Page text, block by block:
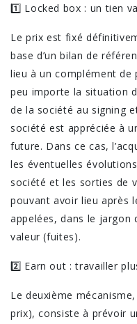
1️⃣ Locked box : un tien
Le prix est fixé
base d’un bilan de
lieu à un complément
peu importe la situation
de la société au signing
société est appréciée à
future. Dans ce cas,
les éventuelles
société et les sorties de
pouvant avoir lieu après
appelées, dans le jargon
valeur (fuites).
2️⃣ Earn out : travailler
Le deuxième
prix), consiste à prévoir